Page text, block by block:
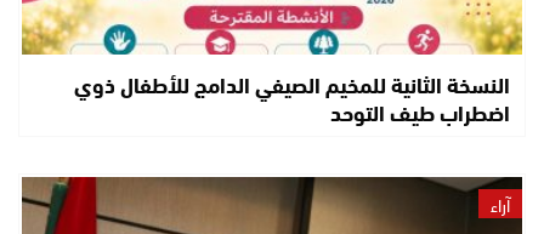
النسخة الثانية للمخيم الصيفي الدامج للأطفال ذوي
اضطراب طيف التوحد
آراء